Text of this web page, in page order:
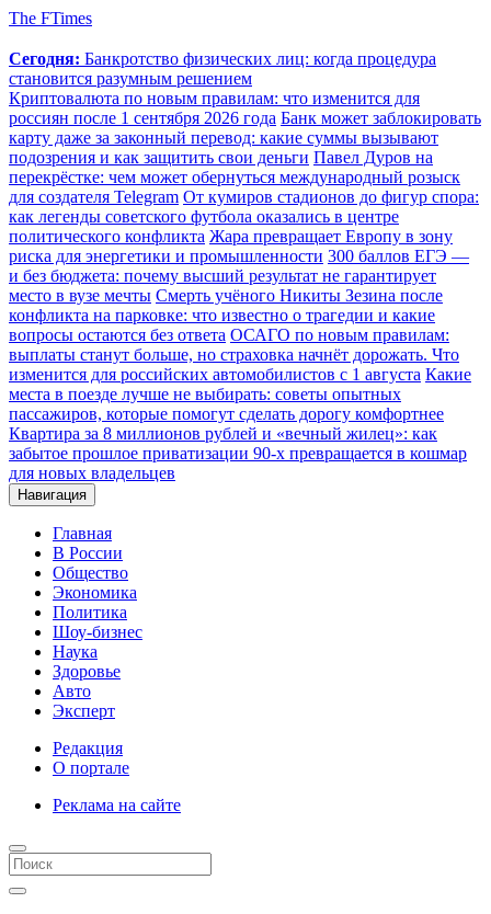
The FTimes
Сегодня: Банкротство физических лиц: когда процедура
становится разумным решением
Криптовалюта по новым правилам: что изменится для
россиян после 1 сентября 2026 года Банк может заблокировать
карту даже за законный перевод: какие суммы вызывают
подозрения и как защитить свои деньги Павел Дуров на
перекрёстке: чем может обернуться международный розыск
для создателя Telegram От кумиров стадионов до фигур спора:
как легенды советского футбола оказались в центре
политического конфликта Жара превращает Европу в зону
риска для энергетики и промышленности 300 баллов ЕГЭ —
и без бюджета: почему высший результат не гарантирует
место в вузе мечты Смерть учёного Никиты Зезина после
конфликта на парковке: что известно о трагедии и какие
вопросы остаются без ответа ОСАГО по новым правилам:
выплаты станут больше, но страховка начнёт дорожать. Что
изменится для российских автомобилистов с 1 августа Какие
места в поезде лучше не выбирать: советы опытных
пассажиров, которые помогут сделать дорогу комфортнее
Квартира за 8 миллионов рублей и «вечный жилец»: как
забытое прошлое приватизации 90-х превращается в кошмар
для новых владельцев
Навигация
Главная
В России
Общество
Экономика
Политика
Шоу-бизнес
Наука
Здоровье
Авто
Эксперт
Редакция
О портале
Реклама на сайте